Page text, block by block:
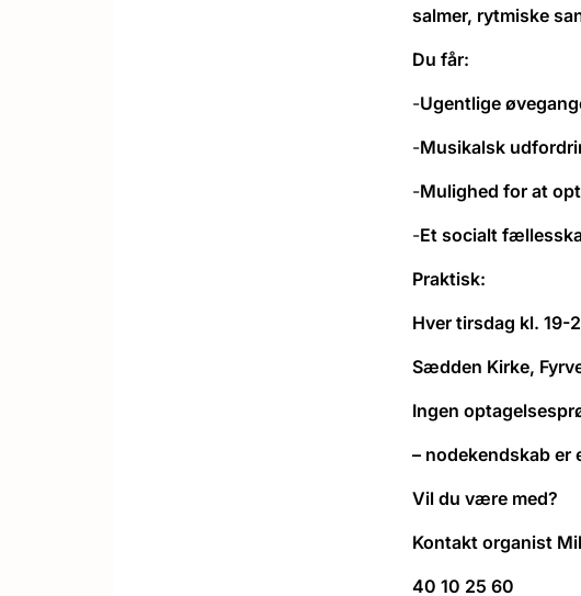
salmer, rytmiske
Du får:
-Ugentlige
-Musikalsk
-Mulighed for at
-Et socialt
Praktisk:
Hver tirsdag kl. 19-
Sædden Kirke,
Ingen
– nodekendskab er
Vil du være med?
Kontakt organist
40 10 25 60